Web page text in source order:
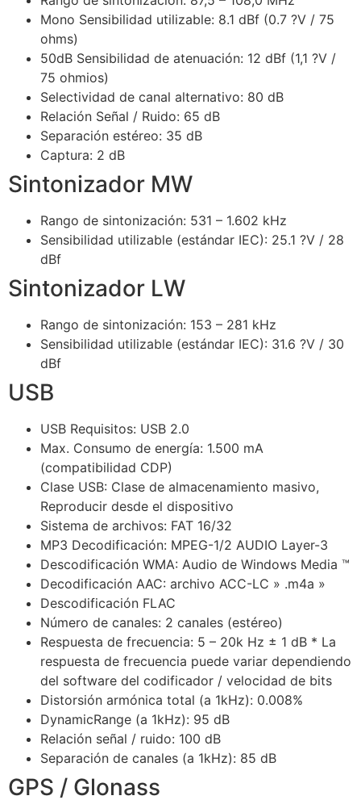
Mono Sensibilidad utilizable: 8.1 dBf (0.7 ?V / 75
ohms)
50dB Sensibilidad de atenuación: 12 dBf (1,1 ?V /
75 ohmios)
Selectividad de canal alternativo: 80 dB
Relación Señal / Ruido: 65 dB
Separación estéreo: 35 dB
Captura: 2 dB
Sintonizador MW
Rango de sintonización: 531 – 1.602 kHz
Sensibilidad utilizable (estándar IEC): 25.1 ?V / 28
dBf
Sintonizador LW
Rango de sintonización: 153 – 281 kHz
Sensibilidad utilizable (estándar IEC): 31.6 ?V / 30
dBf
USB
USB Requisitos: USB 2.0
Max. Consumo de energía: 1.500 mA
(compatibilidad CDP)
Clase USB: Clase de almacenamiento masivo,
Reproducir desde el dispositivo
Sistema de archivos: FAT 16/32
MP3 Decodificación: MPEG-1/2 AUDIO Layer-3
Descodificación WMA: Audio de Windows Media ™
Decodificación AAC: archivo ACC-LC » .m4a »
Descodificación FLAC
Número de canales: 2 canales (estéreo)
Respuesta de frecuencia: 5 – 20k Hz ± 1 dB * La
respuesta de frecuencia puede variar dependiendo
del software del codificador / velocidad de bits
Distorsión armónica total (a 1kHz): 0.008%
DynamicRange (a 1kHz): 95 dB
Relación señal / ruido: 100 dB
Separación de canales (a 1kHz): 85 dB
GPS / Glonass